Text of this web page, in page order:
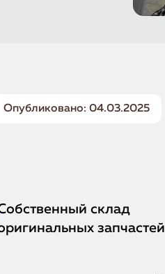
Опубликовано: 04.03.2025
склад
запчастей